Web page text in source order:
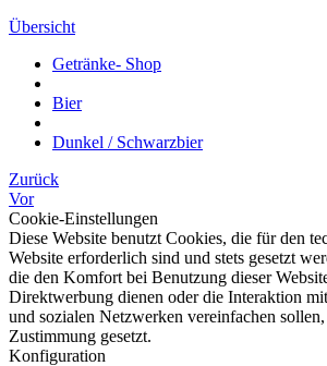
Übersicht
Getränke- Shop
Bier
Dunkel / Schwarzbier
Zurück
Vor
Cookie-Einstellungen
Diese Website benutzt Cookies, die für den
Website erforderlich sind und stets gesetzt
die den Komfort bei Benutzung dieser
Direktwerbung dienen oder die Interaktion
und sozialen Netzwerken vereinfachen
Zustimmung gesetzt.
Konfiguration